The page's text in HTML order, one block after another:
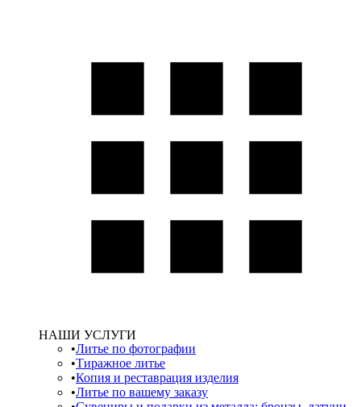
НАШИ УСЛУГИ
Литье по фотографии
Тиражное литье
Копия и реставрация изделия
Литье по вашему заказу